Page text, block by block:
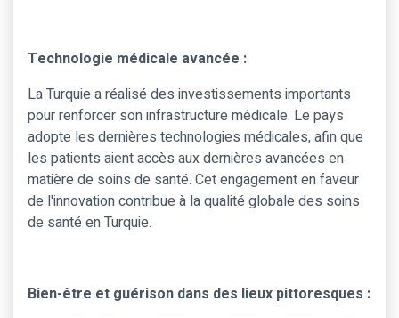
Technologie médicale avancée :
La Turquie a réalisé des investissements importants
pour renforcer son infrastructure médicale. Le pays
adopte les dernières technologies médicales, afin que
les patients aient accès aux dernières avancées en
matière de soins de santé. Cet engagement en faveur
de l'innovation contribue à la qualité globale des soins
de santé en Turquie.
Bien-être et guérison dans des lieux pittoresques :